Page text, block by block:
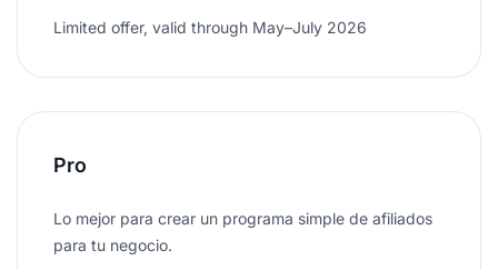
Limited offer, valid through May–July 2026
Pro
Lo mejor para crear un programa simple de afiliados
para tu negocio.